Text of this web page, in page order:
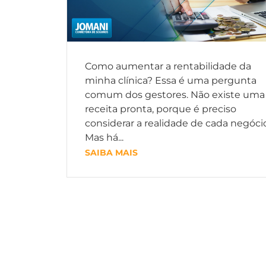
Como aumentar a rentabilidade da
minha clínica? Essa é uma pergunta
comum dos gestores. Não existe uma
receita pronta, porque é preciso
considerar a realidade de cada
Mas há...
SAIBA MAIS